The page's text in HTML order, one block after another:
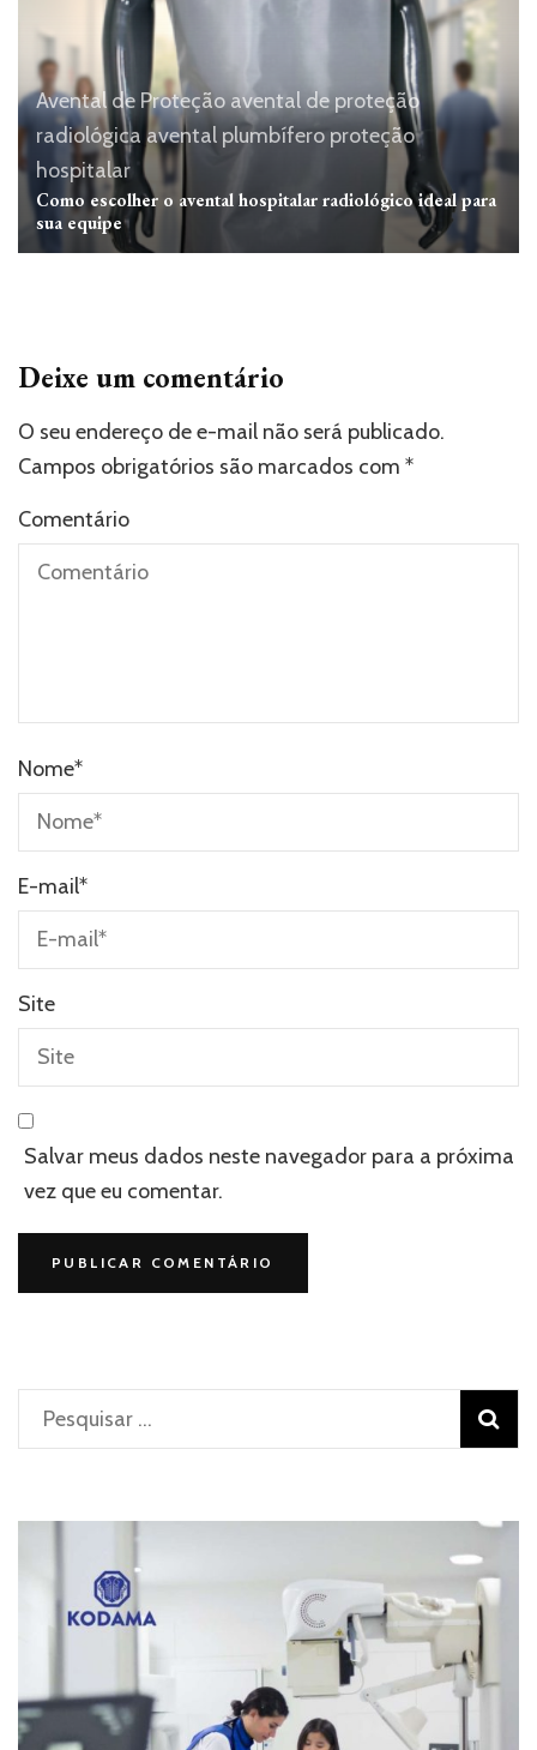
Avental de Proteçãoavental de proteção
radiológica avental plumbífero proteção
hospitalar
Como escolher o avental hospitalar radiológico ideal para
sua equipe
Deixe um comentário
O seu endereço de e-mail não será publicado.
Campos obrigatórios são marcados com *
Comentário
Nome*
E-mail*
Site
Salvar meus dados neste navegador para a próxima
vez que eu comentar.
Pesquisar
por: